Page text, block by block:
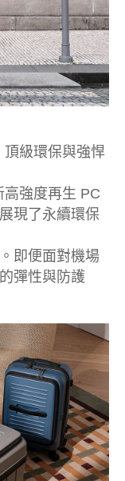
頂級環保與強悍
強度再生 PC
現了永續環保
即便面對機場
彈性與防護